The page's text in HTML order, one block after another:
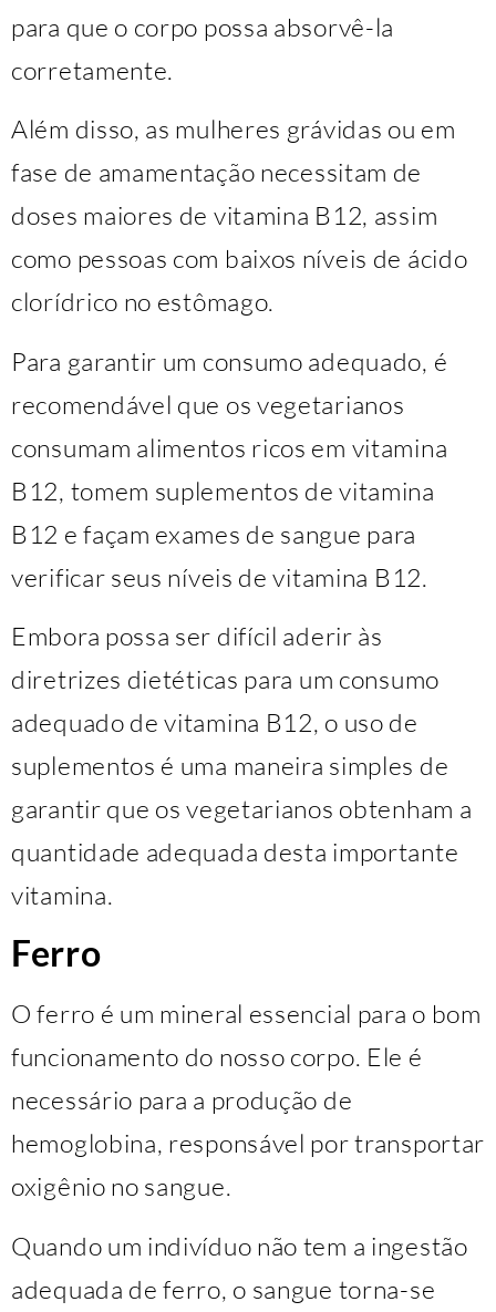
para que o corpo possa absorvê-la
corretamente.
Além disso, as mulheres grávidas ou em
fase de amamentação necessitam de
doses maiores de vitamina B12, assim
como pessoas com baixos níveis de ácido
clorídrico no estômago.
Para garantir um consumo adequado, é
recomendável que os vegetarianos
consumam alimentos ricos em vitamina
B12, tomem suplementos de vitamina
B12 e façam exames de sangue para
verificar seus níveis de vitamina B12.
Embora possa ser difícil aderir às
diretrizes dietéticas para um consumo
adequado de vitamina B12, o uso de
suplementos é uma maneira simples de
garantir que os vegetarianos obtenham a
quantidade adequada desta importante
vitamina.
Ferro
O ferro é um mineral essencial para o bom
funcionamento do nosso corpo. Ele é
necessário para a produção de
hemoglobina, responsável por transportar
oxigênio no sangue.
Quando um indivíduo não tem a ingestão
adequada de ferro, o sangue torna-se